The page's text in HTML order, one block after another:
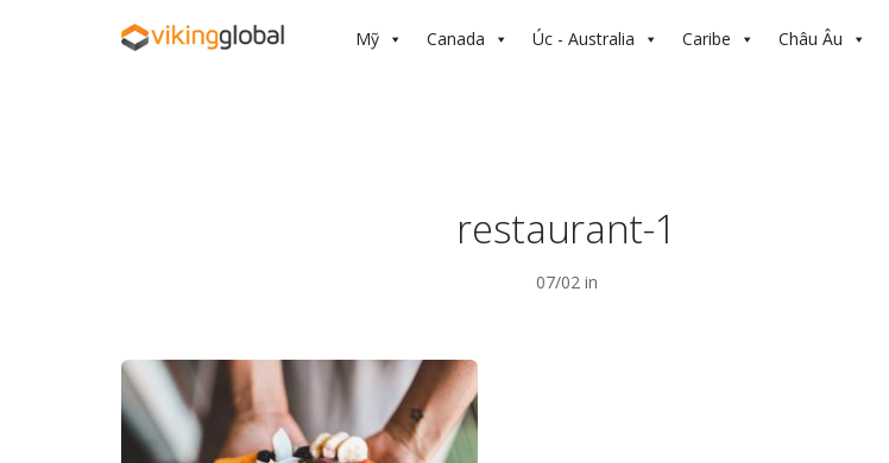
Mỹ Canada Úc - Australia Caribe Châu Âu
restaurant-1
07/02 in